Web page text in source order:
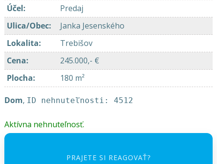
Účel:
Predaj
Ulica/Obec:
Janka Jesenského
Lokalita:
Trebišov
Cena:
245.000,- €
Plocha: 180 m²
Dom, ID nehnuteľnosti: 4512
Aktívna nehnuteľnosť.
PRAJETE SI REAGOVAŤ?